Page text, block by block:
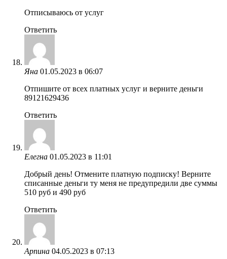
Отписываюсь от услуг
Ответить
Яна 01.05.2023 в 06:07
Отпишите от всех платных услуг и верните деньги
89121629436
Ответить
Елегна 01.05.2023 в 11:01
Добрый день! Отмените платную подписку! Верните
списанные деньги ту меня не предупредили две суммы
510 руб и 490 руб
Ответить
Арпина 04.05.2023 в 07:13